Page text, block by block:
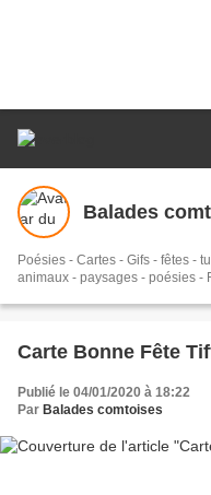
Balades
Poésies - Cartes - Gifs - fêtes -
animaux - paysages - poésies -
Carte Bonne Fête
Publié le 04/01/2020 à 18:22
Par Balades comtoises